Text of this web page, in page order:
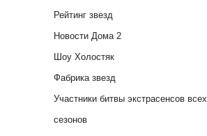
Рейтинг звезд
Новости Дома 2
Шоу Холостяк
Фабрика звезд
Участники битвы экстрасенсов всех
сезонов